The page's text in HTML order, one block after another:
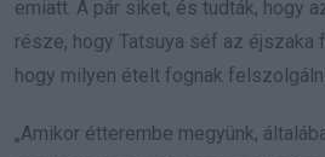
emiatt. A pár siket, és tudták, hogy
része, hogy Tatsuya séf az éjszaka
hogy milyen ételt fognak
„Amikor étterembe megyünk,